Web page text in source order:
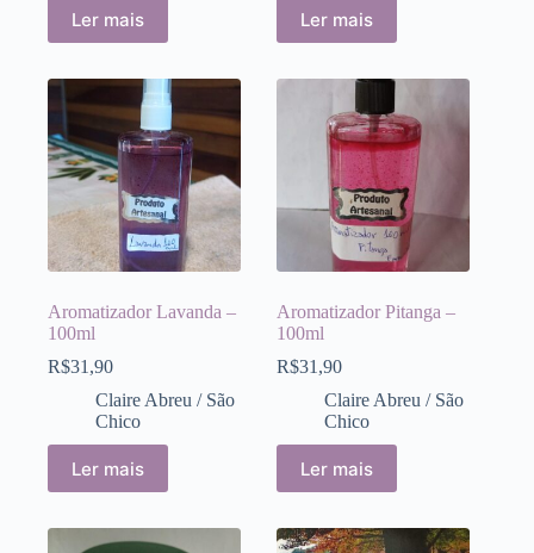
Ler mais Ler mais
Aromatizador Lavanda –
100ml
R$31,90
Claire Abreu / São
Chico
Ler mais
Aromatizador Pitanga –
100ml
R$31,90
Claire Abreu / São
Chico
Ler mais